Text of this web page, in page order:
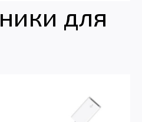
для